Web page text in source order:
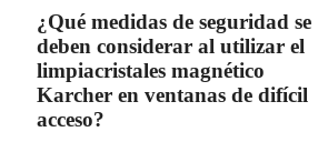
¿Qué medidas de seguridad se
deben considerar al utilizar el
limpiacristales magnético
Karcher en ventanas de difícil
acceso?